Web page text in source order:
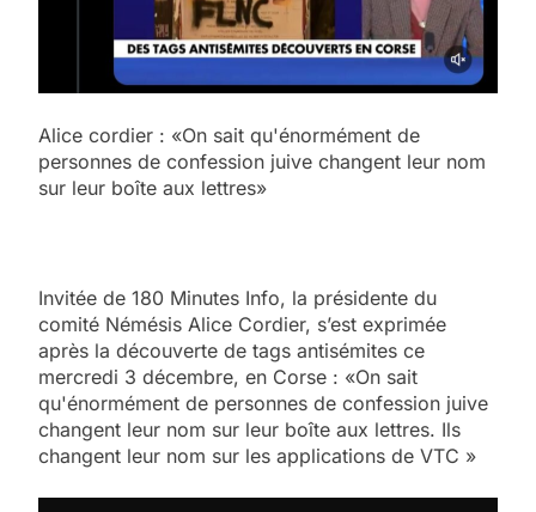
Alice cordier : «On sait qu'énormément de
personnes de confession juive changent leur nom
sur leur boîte aux lettres»
Invitée de 180 Minutes Info, la présidente du
comité Némésis Alice Cordier, s’est exprimée
après la découverte de tags antisémites ce
mercredi 3 décembre, en Corse : «On sait
qu'énormément de personnes de confession juive
changent leur nom sur leur boîte aux lettres. Ils
changent leur nom sur les applications de VTC »